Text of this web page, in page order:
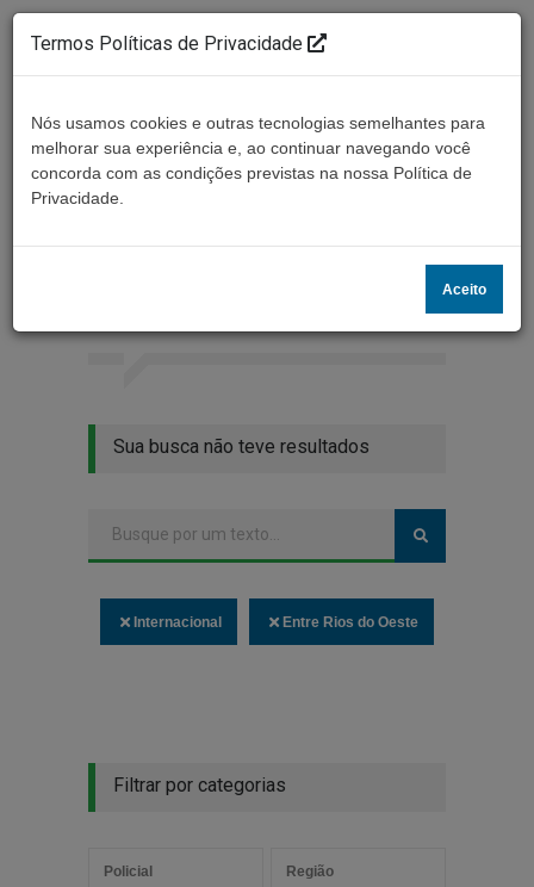
Resultados da busca
Buscar
Sua busca não teve resultados
Internacional Entre Rios do Oeste
Filtrar por categorias
Policial Região
Termos Políticas de Privacidade
Nós usamos cookies e outras tecnologias semelhantes para
melhorar sua experiência e, ao continuar navegando você
concorda com as condições previstas na nossa Política de
Privacidade.
Aceito